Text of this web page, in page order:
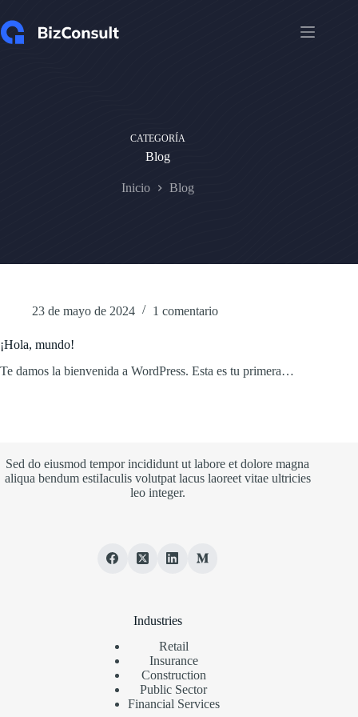
al
contenido
CATEGORÍA
Blog
Inicio Blog
23 de mayo de 2024 1 comentario
¡Hola, mundo!
Te damos la bienvenida a WordPress. Esta es tu primera…
Sed do eiusmod tempor incididunt ut labore et dolore magna
aliqua bendum estiIaculis volutpat lacus laoreet vitae ultricies
leo integer.
Industries
Retail
Insurance
Construction
Public Sector
Financial Services